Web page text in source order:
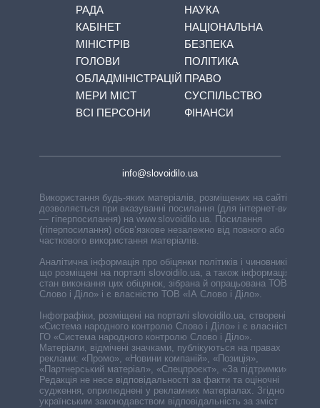
РАДА
КАБІНЕТ
МІНІСТРІВ
ГОЛОВИ
ОБЛАДМІНІСТРАЦІЙ
МЕРИ МІСТ
ВСІ ПЕРСОНИ
НАУКА
НАЦІОНАЛЬНА
БЕЗПЕКА
ПОЛІТИКА
ПРАВО
СУСПІЛЬСТВО
ФІНАНСИ
info@slovoidilo.ua
Використання будь-яких матеріалів, розміщених на сайті,
дозволяється при вказуванні посилання (для інтернет-видань
— гіперпосилання) на www.slovoidilo.ua. Посилання
(гіперпосилання) обов’язкове незалежно від повного або
часткового використання матеріалів.
Аналітична інформація про обіцянки політиків і чиновників,
що розміщені на порталі slovoidilo.ua, а також інформація про
стан виконання цих обіцянок, зібрана й опрацьована ТОВ «ІА
Слово і Діло» і є власністю ТОВ «ІА Слово і Діло».
Інфографіки, розміщені на порталі slovoidilo.ua, створені ГО
«Система народного контролю Слово і Діло» і є власністю
ГО «Система народного контролю Слово і Діло».
Матеріали, відмічені значками, публікуються на правах
реклами: «Промо», «Новини компаній», «Позиція»,
«Партнерський матеріал», «Спецпроєкт», «За підтримки».
Редакція не несе відповідальності за факти та оціночні
судження, оприлюднені у рекламних матеріалах. Згідно з
українським законодавством відповідальність за зміст